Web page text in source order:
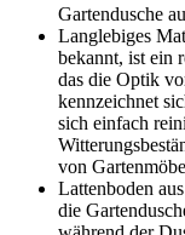
Gartendusche
Langlebiges
bekannt, ist ein
das die Optik
kennzeichnet
sich einfach
von
Lattenboden
die